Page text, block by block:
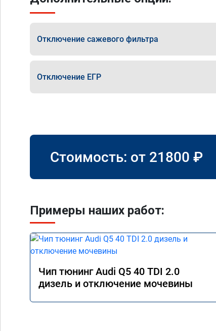
Отключение сажевого фильтра
Отключение ЕГР
Стоимость: от 21800 ₽
Примеры наших работ:
Чип тюнинг Audi Q5 40 TDI 2.0
дизель и отключение мочевины